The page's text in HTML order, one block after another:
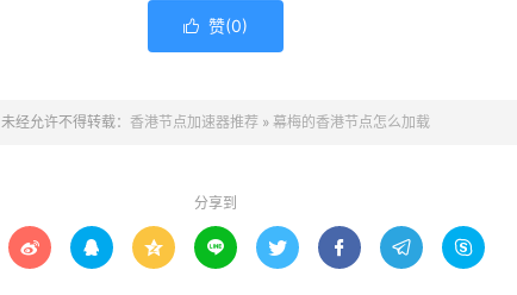
 赞(0)
未经允许不得转载： 香港节点加速器推荐 » 幕梅的香港节点怎么加载
分享到
       